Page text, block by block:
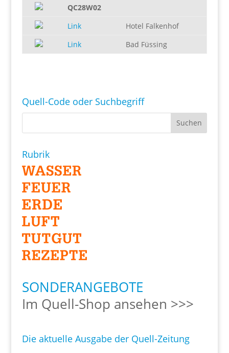
QC28W02
Link
Hotel Falkenhof
Link
Bad Füssing
Quell-Code oder Suchbegriff
Rubrik
SONDERANGEBOTE
Im Quell-Shop ansehen >>>
Die aktuelle Ausgabe der Quell-Zeitung